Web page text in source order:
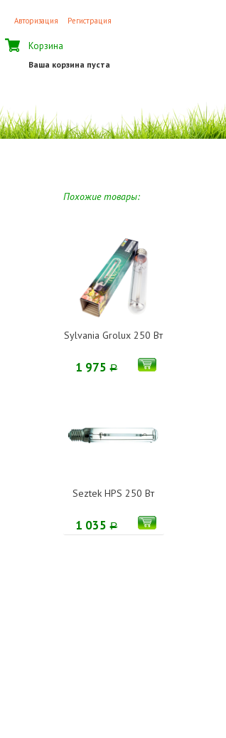
Авторизация Регистрация
Корзина
Ваша корзина пуста
Похожие товары:
Sylvania Grolux 250 Вт
1 975Р
Seztek HPS 250 Вт
1 035Р